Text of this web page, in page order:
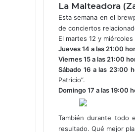
pm
i
r
p
o
r
c
o
r
r
e
l
La Malteadora
Esta semana en el
de conciertos
El martes 12 y
Jueves 14 a las 21:00
Viernes 15 a las 21:00
Sábado 16 a las 23:00
Patricio”.
Domingo 17 a las 19:00
También durante todo
resultado. Qué mejor